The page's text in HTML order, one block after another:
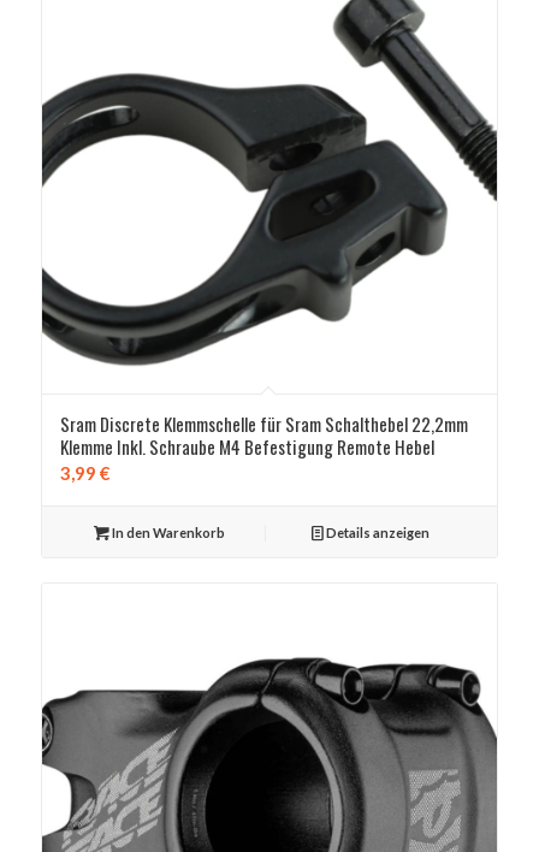
Sram Discrete Klemmschelle für Sram Schalthebel 22,2mm
Klemme Inkl. Schraube M4 Befestigung Remote Hebel
3,99 €
In den Warenkorb Details anzeigen